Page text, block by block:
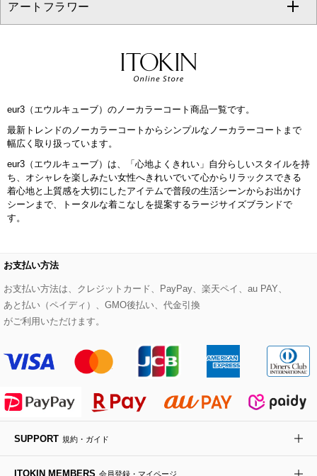
MK MICHEL KLEIN BAG
HIROKO KOSHINO
re:edition project 165
HIROKO BIS GRANDE
スウェット・ジャージー
セットアップパンツ
セットアップワンピース
その他のジャケット・スーツ
チェスターコート
ノーカラーコート
ライダースジャケット
デニムジャケット
ベルト・サスペンダー
財布・名刺入れ・ケース
ハンカチ・バンダナ
手袋
ポーチ
傘・日傘
アイウェア
レッグウェア
その他のグッズ・小物
ピアス・イヤリング
ブローチ・コサージュ
その他のアクセサリー
トートバッグ
クラッチバッグ
バックパック・リュック
ボディバッグ・メッセンジャーバッグ
その他のバッグ
すべてのシューズ
ブーツ・ブーティー
フラットシューズ
ローファー
その他のシューズ
アートフラワー
オーキッド・胡蝶蘭
カサブランカ・カラー
ラナンキュラス
その他のアートフラワー
eur3（エウルキューブ）のノーカラーコート商品一覧です。
最新トレンドのノーカラーコートからシンプルなノーカラーコートまで
幅広く取り扱っています。
eur3（エウルキューブ）は、「心地よくきれい」自分らしいスタイルを持
ち、オシャレを楽しみたい女性へきれいでいて心からリラックスできる
着心地と上質感を大切にしたアイテムで普段の生活シーンからお出かけ
シーンまで、トータルな着こなしを提案するラージサイズブランドで
す。
お支払い方法
お支払い方法は、クレジットカード、PayPay、楽天ペイ、au PAY、
あと払い（ペイディ）、GMO後払い、代金引換
がご利用いただけます。
SUPPORT 規約・ガイド
ITOKIN MEMBERS 会員登録・マイページ